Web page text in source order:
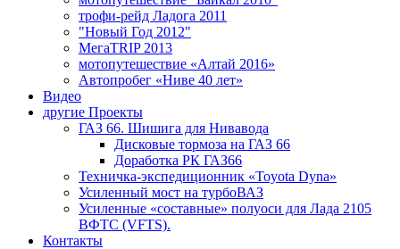
трофи-рейд Ладога 2011
"Новый Год 2012"
МегаTRIP 2013
мотопутешествие «Алтай 2016»
Автопробег «Ниве 40 лет»
Видео
другие Проекты
ГАЗ 66. Шишига для Нивавода
Дисковые тормоза на ГАЗ 66
Доработка РК ГАЗ66
Техничка-экспедиционник «Toyota Dyna»
Усиленный мост на турбоВАЗ
Усиленные «составные» полуоси для Лада 2105
ВФТС (VFTS).
Контакты